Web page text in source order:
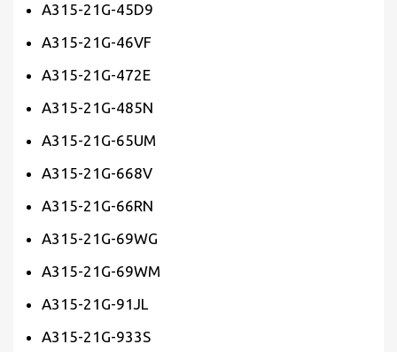
A315-21G-45D9
A315-21G-46VF
A315-21G-472E
A315-21G-485N
A315-21G-65UM
A315-21G-668V
A315-21G-66RN
A315-21G-69WG
A315-21G-69WM
A315-21G-91JL
A315-21G-933S